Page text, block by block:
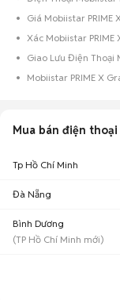
Giá Mobiistar PRIME
Xác Mobiistar PRIME
Mua bán điện thoại
Tp Hồ Chí Minh
Đà Nẵng
Bình Dương
(TP Hồ Chí Minh mới)